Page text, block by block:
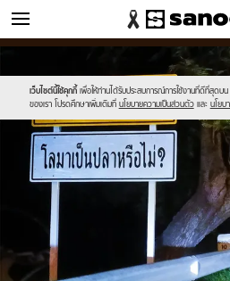
ข่าว
เว็บไซต์นี้ใช้คุกกี้ เพื่อให้ท่านได้รับประสบการณ์การใช้งานที่ดีที่สุดบน
ของเรา โปรดศึกษาเพิ่มเติมที่ นโยบายความเป็นส่วนตัว และ นโยบ
//s.isanook.com/sr/0/images/logo-
new-
sanook.png
//s.isanook.com/ns/0/ud/1734/8670554/